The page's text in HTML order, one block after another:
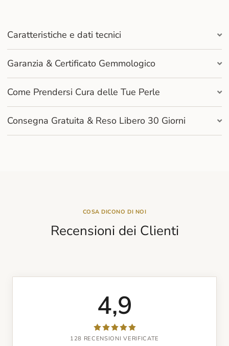
Caratteristiche e dati tecnici
Garanzia & Certificato Gemmologico
Come Prendersi Cura delle Tue Perle
Consegna Gratuita & Reso Libero 30 Giorni
COSA DICONO DI NOI
Recensioni dei Clienti
4,9
128 RECENSIONI VERIFICATE